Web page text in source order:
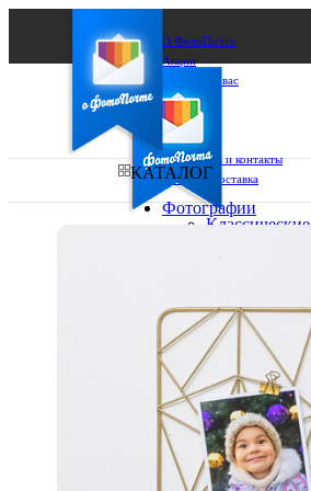
О ФотоПочте
Акции
Сделаем за вас
Бизнесу
FAQ
Франшиза
Поддержка и контакты
Оплата и доставка
Выберите из списка:
КАТАЛОГ
Фотографии
Классические
15х15
15х20
20х20
20х30
30х30
30х40
А4
Фото
в